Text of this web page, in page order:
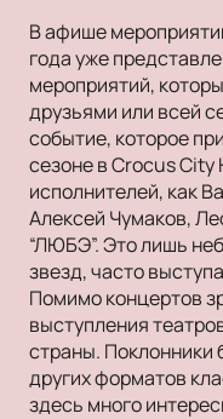
В афише
года уже
мероприятий,
друзьями или всей
событие, которое
сезоне в Crocus City
исполнителей, как
Алексей Чумаков,
“ЛЮБЭ”. Это лишь
звезд, часто
Помимо концертов
выступления
страны. Поклонники
других форматов
здесь много